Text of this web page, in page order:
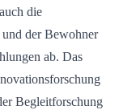
die
der Bewohner
ab. Das
Begleitforschung